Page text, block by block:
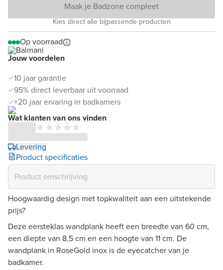
Jouw voordelen
10 jaar garantie
95% direct leverbaar uit voorraad
+20 jaar ervaring in badkamers
Wat klanten van ons vinden
Levering
Product specificaties
Maak je Badzone compleet
Kies direct alle bijpassende producten
Op voorraad
Hoogwaardig design met topkwaliteit aan een uitstekende
prijs?
Deze eersteklas wandplank heeft een breedte van 60 cm,
een diepte van 8,5 cm en een hoogte van 11 cm. De
wandplank in RoseGold inox is de eyecatcher van je
badkamer.